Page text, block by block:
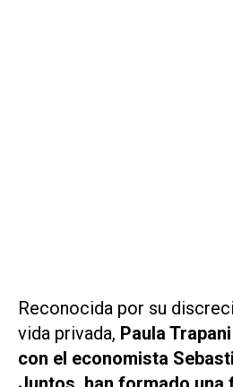
Reconocida por su
vida privada, Paula
con el economista